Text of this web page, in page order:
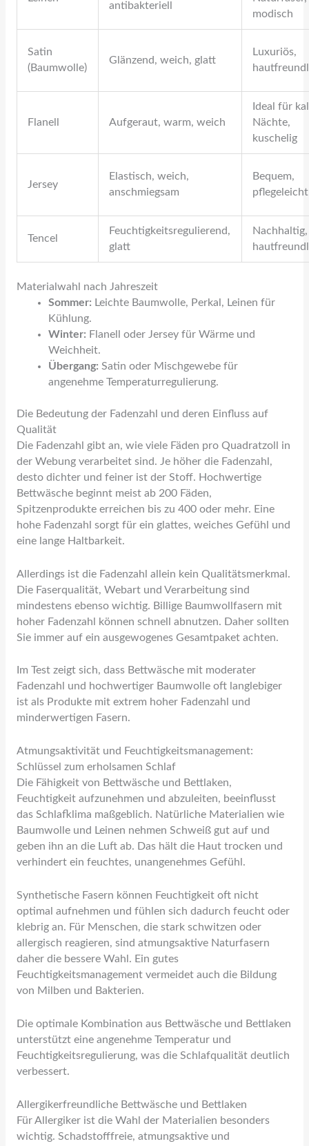
antibakteriell
modisch
Satin
(Baumwolle)
Glänzend, weich, glatt
Luxuriös,
Flanell Aufgeraut, warm, weich
Ideal für
Nächte,
kuschelig
Jersey
Elastisch, weich,
anschmiegsam
Bequem,
pflegeleicht
Tencel
Feuchtigkeitsregulierend,
glatt
Nachhaltig,
Materialwahl nach Jahreszeit
Sommer: Leichte Baumwolle, Perkal, Leinen für
Kühlung.
Winter: Flanell oder Jersey für Wärme und
Weichheit.
Übergang: Satin oder Mischgewebe für
angenehme Temperaturregulierung.
Die Bedeutung der Fadenzahl und deren Einfluss auf
Qualität
Die Fadenzahl gibt an, wie viele Fäden pro Quadratzoll in
der Webung verarbeitet sind. Je höher die Fadenzahl,
desto dichter und feiner ist der Stoff. Hochwertige
Bettwäsche beginnt meist ab 200 Fäden,
Spitzenprodukte erreichen bis zu 400 oder mehr. Eine
hohe Fadenzahl sorgt für ein glattes, weiches Gefühl und
eine lange Haltbarkeit.
Allerdings ist die Fadenzahl allein kein Qualitätsmerkmal.
Die Faserqualität, Webart und Verarbeitung sind
mindestens ebenso wichtig. Billige Baumwollfasern mit
hoher Fadenzahl können schnell abnutzen. Daher sollten
Sie immer auf ein ausgewogenes Gesamtpaket achten.
Im Test zeigt sich, dass Bettwäsche mit moderater
Fadenzahl und hochwertiger Baumwolle oft langlebiger
ist als Produkte mit extrem hoher Fadenzahl und
minderwertigen Fasern.
Atmungsaktivität und Feuchtigkeitsmanagement:
Schlüssel zum erholsamen Schlaf
Die Fähigkeit von Bettwäsche und Bettlaken,
Feuchtigkeit aufzunehmen und abzuleiten, beeinflusst
das Schlafklima maßgeblich. Natürliche Materialien wie
Baumwolle und Leinen nehmen Schweiß gut auf und
geben ihn an die Luft ab. Das hält die Haut trocken und
verhindert ein feuchtes, unangenehmes Gefühl.
Synthetische Fasern können Feuchtigkeit oft nicht
optimal aufnehmen und fühlen sich dadurch feucht oder
klebrig an. Für Menschen, die stark schwitzen oder
allergisch reagieren, sind atmungsaktive Naturfasern
daher die bessere Wahl. Ein gutes
Feuchtigkeitsmanagement vermeidet auch die Bildung
von Milben und Bakterien.
Die optimale Kombination aus Bettwäsche und Bettlaken
unterstützt eine angenehme Temperatur und
Feuchtigkeitsregulierung, was die Schlafqualität deutlich
verbessert.
Allergikerfreundliche Bettwäsche und Bettlaken
Für Allergiker ist die Wahl der Materialien besonders
wichtig. Schadstofffreie, atmungsaktive und